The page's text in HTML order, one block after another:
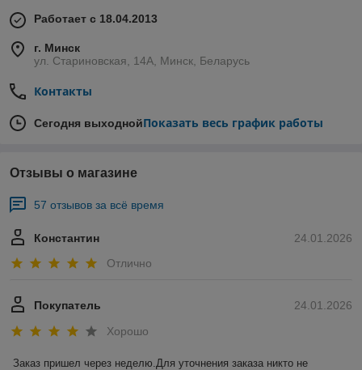
Работает с 18.04.2013
г. Минск
ул. Стариновская, 14А, Минск, Беларусь
Контакты
Сегодня выходнойПоказать весь график работы
Отзывы о магазине
57 отзывов за всё время
24.01.2026
Константин
Отлично
24.01.2026
Покупатель
Хорошо
Заказ пришел через неделю.Для уточнения заказа никто не